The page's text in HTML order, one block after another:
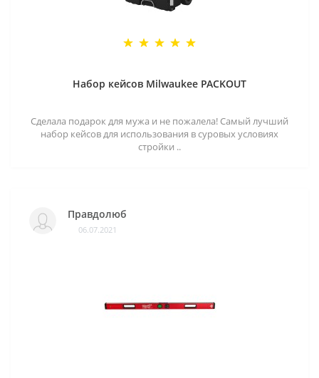
Набор кейсов Milwaukee PACKOUT
Сделала подарок для мужа и не пожалела! Самый лучший
набор кейсов для использования в суровых условиях
стройки ..
Правдолюб
06.07.2021